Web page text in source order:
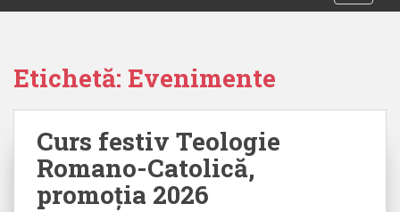
i
Etichetă: Evenimente
Curs festiv Teologie
Romano-Catolică,
promoția 2026